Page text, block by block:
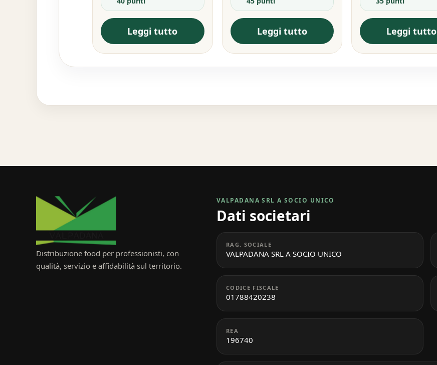
Leggi tutto Leggi tutto Leggi tutto
Distribuzione food per professionisti, con
qualità, servizio e affidabilità sul territorio.
VALPADANA SRL A SOCIO UNICO
Dati societari
RAG. SOCIALE
VALPADANA SRL A SOCIO UNICO
CODICE FISCALE
01788420238
REA
196740